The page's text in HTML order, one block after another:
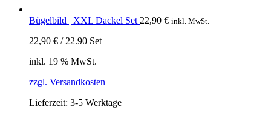
Bügelbild | XXL Dackel Set 22,90 € inkl. MwSt.
22,90 € / 22.90 Set
inkl. 19 % MwSt.
zzgl. Versandkosten
Lieferzeit: 3-5 Werktage